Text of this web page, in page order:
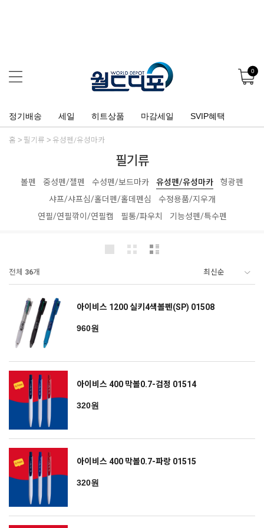
0
정기배송 세일 히트상품 마감세일 SVIP혜택
홈 필기류 유성펜/유성마카
필기류
볼펜 중성펜/젤펜 수성펜/보드마카 유성펜/유성마카 형광펜
샤프/샤프심/홀더펜/홀데펜심
수정용품/지우개
연필/연필깎이/연필캡
필통/파우치 기능성펜/특수펜
전체 36개
아이비스 1200 실키4색볼펜(SP) 01508
960원
아이비스 400 막볼0.7-검정 01514
320원
아이비스 400 막볼0.7-파랑 01515
320원